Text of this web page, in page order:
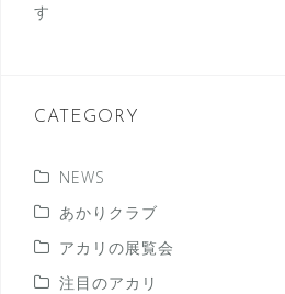
す
CATEGORY
NEWS
あかりクラブ
アカリの展覧会
注目のアカリ